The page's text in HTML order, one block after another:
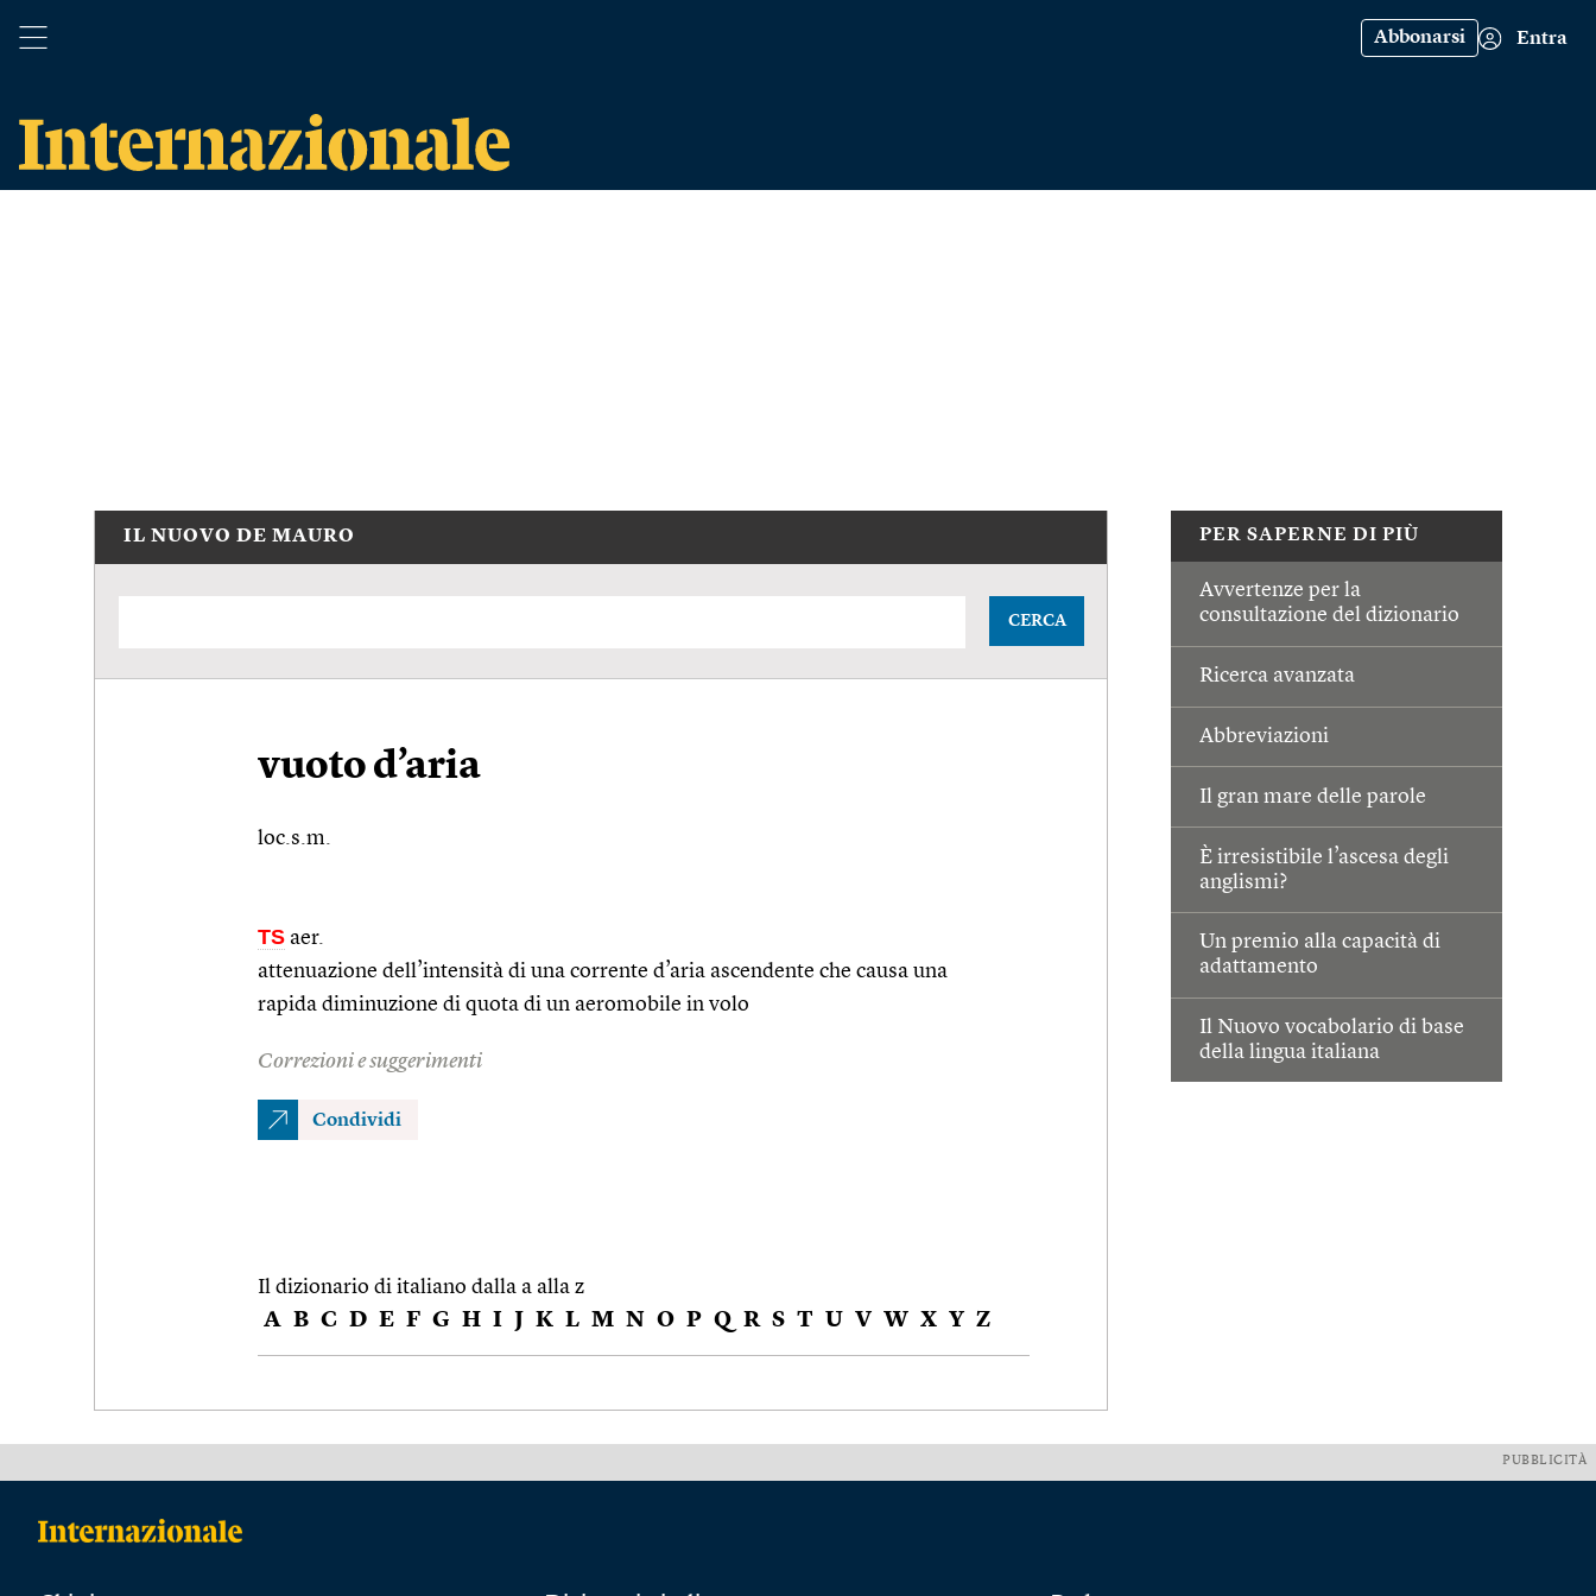
Abbonarsi Entra
PER SAPERNE DI PIÙ
Avvertenze per la
consultazione del dizionario
Ricerca avanzata
Abbreviazioni
Il gran mare delle parole
È irresistibile l’ascesa degli
anglismi?
Un premio alla capacità di
adattamento
Il Nuovo vocabolario di base
della lingua italiana
IL NUOVO DE MAURO
CERCA
vuoto d’aria
loc.s.m.
TS aer.
attenuazione dell’intensità di una corrente d’aria ascendente che causa una
rapida diminuzione di quota di un aeromobile in volo
Correzioni e suggerimenti
Condividi
Il dizionario di italiano dalla a alla z
A B C D E F G H I J K L M N O P Q R S T U V W X Y Z
PUBBLICITÀ